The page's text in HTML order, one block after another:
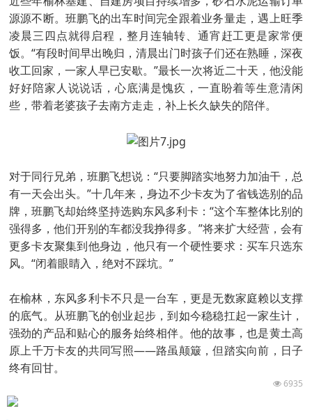
源源不断。班鹏飞的出车时间完全跟着业务量走，遇上旺季
凌晨三四点就得启程，整月连轴转、通宵赶工更是家常便
饭。“有段时间早出晚归，清晨出门时孩子们还在熟睡，深夜
收工回家，一家人早已安歇。”最长一次将近二十天，他没能
好好陪家人说说话，心底满是愧疚，一直盼着等生意清闲
些，带着老婆孩子去南方走走，补上长久缺失的陪伴。
对于同行兄弟，班鹏飞想说：“只要脚踏实地努力加油干，总
有一天会出头。”十几年来，身边不少卡友为了省钱选别的品
牌，班鹏飞却始终坚持选购东风多利卡：“这个车整体比别的
强得多，他们开别的车都没我挣得多。”将来扩大经营，会有
更多卡友聚集到他身边，他只有一个硬性要求：买车只选东
风。“闭着眼睛入，绝对不踩坑。”
在榆林，东风多利卡不只是一台车，更是无数家庭赖以支撑
的底气。从班鹏飞的创业起步，到如今稳稳扛起一家生计，
强劲的产品和贴心的服务始终相伴。他的故事，也是黄土高
原上千万卡友的共同写照——路虽颠簸，但踏实向前，日子
终有回甘。
6935